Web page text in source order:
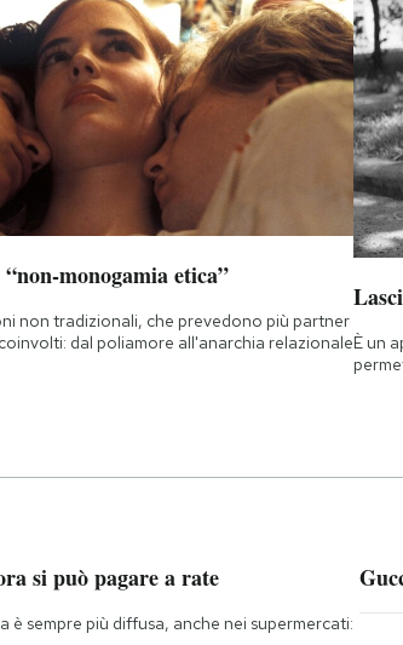
monogamia etica”
non tradizionali, che prevedono più partner
dal poliamore all'anarchia relazionaleÈ un
si può pagare a rate
è sempre più diffusa, anche nei supermercati: